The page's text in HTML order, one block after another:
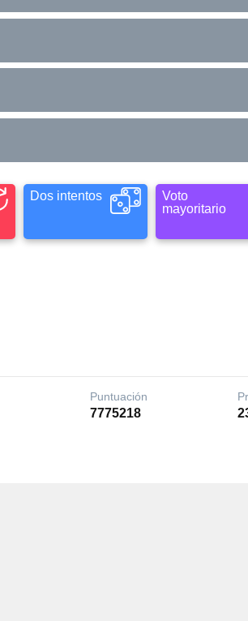
Dos intentos
Voto
mayoritario
Puntuación
7775218